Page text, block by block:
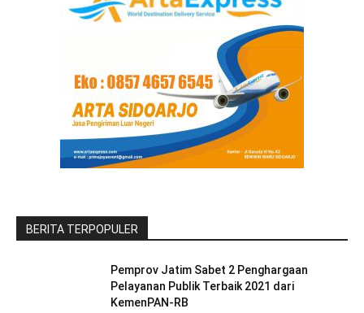
BERITA TERPOPULER
Pemprov Jatim Sabet 2 Penghargaan
Pelayanan Publik Terbaik 2021 dari
KemenPAN-RB